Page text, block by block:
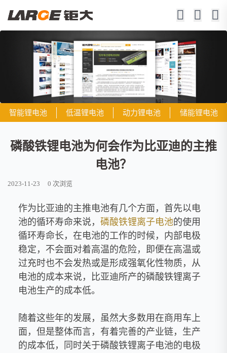
智能锂电池 低温锂电池 动力锂电池 储能锂电池
磷酸铁锂电池为何会作为比亚迪的主推
电池？
2023-11-23 0 次浏览
作为比亚迪的主推电池有几个方面，首先以电
池的循环寿命来说， 磷酸铁锂离子电池的使用
循环寿命长，在电池的工作的时候，内部电极
稳定，不会面对着高温的危险，即便在高温或
过充时也不会发热或是形成强氧化性物质，从
电池的成本来说，比亚迪所产的磷酸铁锂离子
电池生产的成本低。
随着这些年的发展，虽然大多数用在商用车上
面，但是整体而言，有着完善的产业链，生产
的成本低，同时关于磷酸铁锂离子电池的电极